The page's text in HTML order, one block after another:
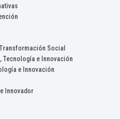
Social
Tecnología e Innovación
e Innovación
Innovador